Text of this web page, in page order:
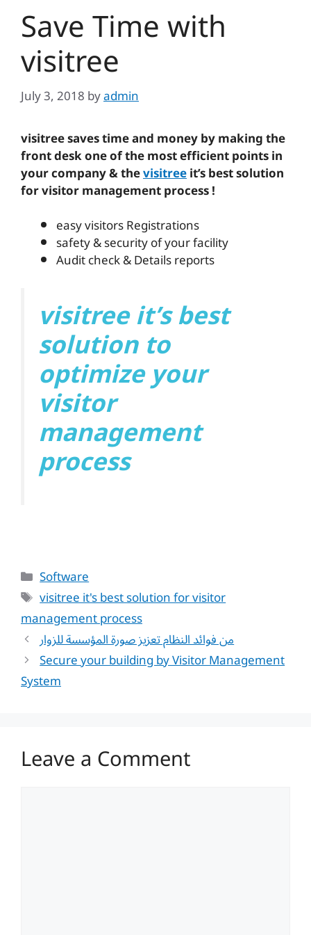
Save Time with
visitree
July 3, 2018byadmin
visitree saves time and money by making the
front desk one of the most efficient points in
your company & thevisitreeit’s best solution
for visitor management process !
easy visitors Registrations
safety & security of your facility
Audit check & Details reports
visitree it’s best
solution to
optimize your
visitor
management
process
Categories
Software
Tags
visitree it's best solution for visitor
management process
من فوائد النظام تعزيز صورة المؤسسة للزوار
Secure your building by Visitor Management
System
Leave a Comment